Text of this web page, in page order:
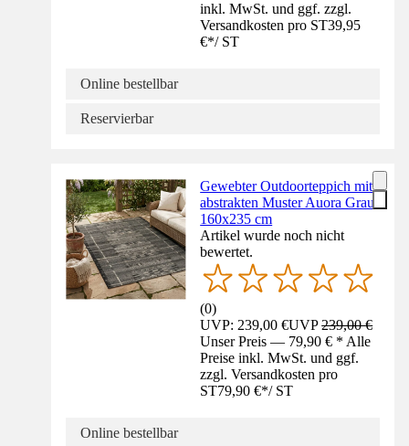
inkl. MwSt. und ggf. zzgl.
Versandkosten pro ST39,95
€*/ ST
Online bestellbar
Reservierbar
Gewebter Outdoorteppich mit
abstrakten Muster Auora Grau
160x235 cm
Artikel wurde noch nicht
bewertet.
(0)
UVP: 239,00 €UVP239,00 €
Unser Preis — 79,90 € * Alle
Preise inkl. MwSt. und ggf.
zzgl. Versandkosten pro
ST79,90 €*/ ST
Online bestellbar